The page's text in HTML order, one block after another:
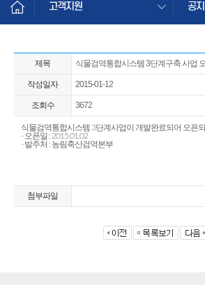
고객지원 공
제목 식물검역통합시스템 3단계구축 사업
작성일자 2015-01-12
조회수 3672
식물검역통합시스템 3단계사업이 개발완료되어 오픈
- 오픈일 : 2015.01.02
- 발주처 : 농림축산검역본부
첨부파일